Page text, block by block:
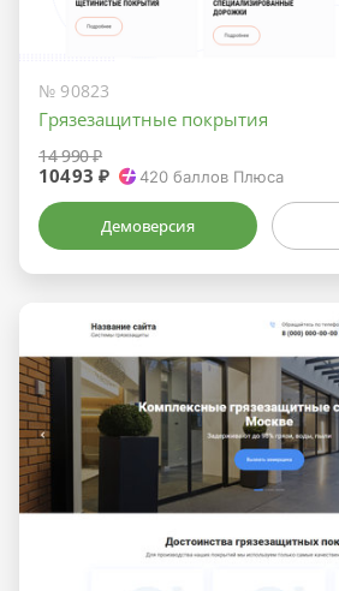
№ 90823
Грязезащитные покрытия
14 990 ₽
10493 ₽ 420 баллов Плюса
Демоверсия